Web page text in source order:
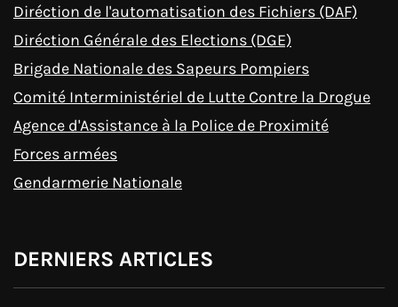
Diréction de l'automatisation des Fichiers (DAF)
Diréction Générale des Elections (DGE)
Brigade Nationale des Sapeurs Pompiers
Comité Interministériel de Lutte Contre la Drogue
Agence d'Assistance à la Police de Proximité
Forces armées
Gendarmerie Nationale
DERNIERS ARTICLES